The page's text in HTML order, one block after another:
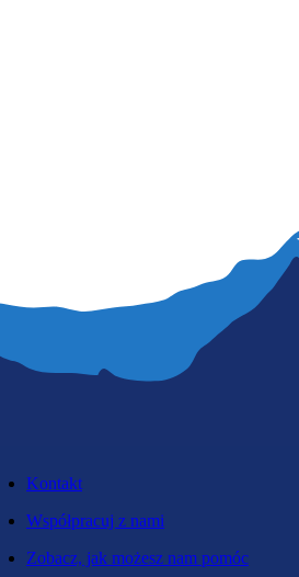
Kontakt
Współpracuj z nami
Zobacz, jak możesz nam pomóc